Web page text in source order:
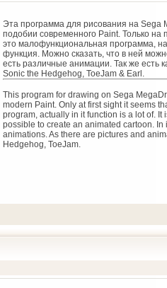
Эта программа для рисования на Sega
подобии современного Paint. Только на
это малофункциональная программа,
функция. Можно сказать, что в ней
есть различные анимации. Так же есть
Sonic the Hedgehog, ToeJam & Earl.
This program for drawing on Sega
modern Paint. Only at first sight it seems
program, actually in it function is a lot of. It
possible to create an animated cartoon. In
animations. As there are pictures and
Hedgehog, ToeJam.